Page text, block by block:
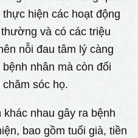
hiện các hoạt động
và có các triệu
nỗi đau tâm lý càng
nhân mà còn đối
sóc họ.
nhau gây ra bệnh
bao gồm tuổi già, tiền